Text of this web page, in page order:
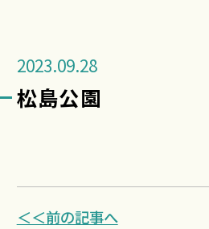
2023.09.28
松島公園
＜＜前の記事へ